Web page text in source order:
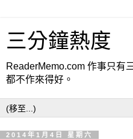
三分鐘熱度
ReaderMemo.com 作事只有
都不作來得好。
2014年1月4日 星期六